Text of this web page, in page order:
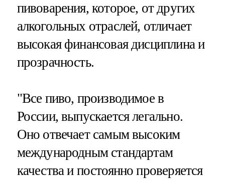
пивоварения, которое, от других
алкогольных отраслей, отличает
высокая финансовая дисциплина и
прозрачность.
"Все пиво, производимое в
России, выпускается легально.
Оно отвечает самым высоким
международным стандартам
качества и постоянно проверяется